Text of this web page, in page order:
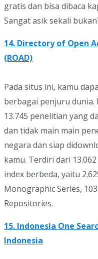
gratis dan bisa dibaca
Sangat asik sekali
14. Directory of Open
(ROAD)
Pada situs ini, kamu
berbagai penjuru
13.745 penelitian yang
dan tidak main main
negara dan siap
kamu. Terdiri dari
index berbeda, yaitu
Monographic Series,
Repositories.
15. Indonesia One
Indonesia